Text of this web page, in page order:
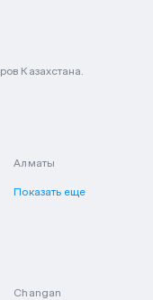
Казахстана.
Алматы
Показать еще
Changan